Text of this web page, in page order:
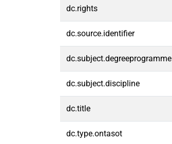
dc.rights
dc.source.identifier
dc.subject.degreeprogramme
dc.subject.discipline
dc.title
dc.type.ontasot